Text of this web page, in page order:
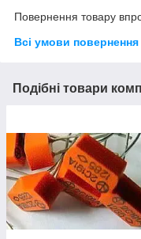
Повернення товару
Всі умови повернення
Подібні товари